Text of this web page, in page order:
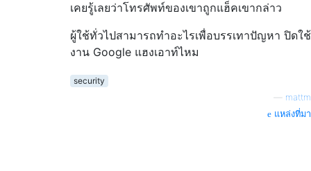
เคยรู้เลยว่าโทรศัพท์ของเขาถูกแฮ็คเขากล่าว
ผู้ใช้ทั่วไปสามารถทำอะไรเพื่อบรรเทาปัญหา ปิดใช้
งาน Google แฮงเอาท์ไหม
security
mattm
แหล่งที่มา